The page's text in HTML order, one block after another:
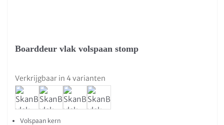
Boarddeur vlak volspaan stomp
Verkrijgbaar in 4 varianten
Volspaan kern